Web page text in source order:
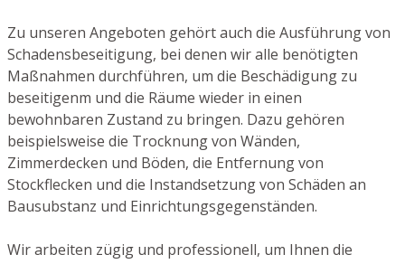
Zu unseren Angeboten gehört auch die Ausführung von
Schadensbeseitigung, bei denen wir alle benötigten
Maßnahmen durchführen, um die Beschädigung zu
beseitigenm und die Räume wieder in einen
bewohnbaren Zustand zu bringen. Dazu gehören
beispielsweise die Trocknung von Wänden,
Zimmerdecken und Böden, die Entfernung von
Stockflecken und die Instandsetzung von Schäden an
Bausubstanz und Einrichtungsgegenständen.
Wir arbeiten zügig und professionell, um Ihnen die